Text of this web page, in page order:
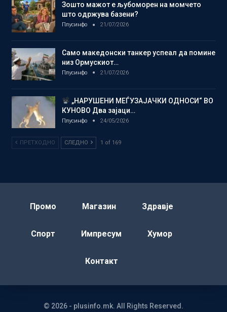
Зошто мажот е љубоморен на момчето
што одржува базени?
Плусинфо 21/07/2026
Само македонски танкер успеал да помине
низ Ормускиот…
Плусинфо 21/07/2026
„НАРУШЕНИ МЕЃУЗАЈАЧКИ ОДНОСИ“ ВО
КУНОВО Два зајаци…
Плусинфо 24/05/2026
ПРЕТХОДНО СЛЕДНО 1 of 169
Промо Магазин Здравје
Спорт Импресум Хумор
Контакт
© 2026 - plusinfo.mk. All Rights Reserved.